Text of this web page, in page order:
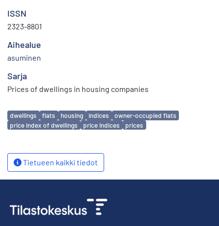
ISSN
2323-8801
Aihealue
asuminen
Sarja
Prices of dwellings in housing companies
Avainsanat
dwellings flats housing indices
owner-occupied flats
price index of dwellings
price indices prices
Tietueen kaikki tiedot